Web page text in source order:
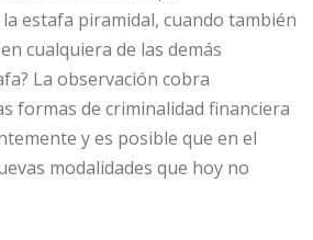
estafa piramidal, cuando también
cualquiera de las demás
La observación cobra
formas de criminalidad financiera
y es posible que en el
modalidades que hoy no